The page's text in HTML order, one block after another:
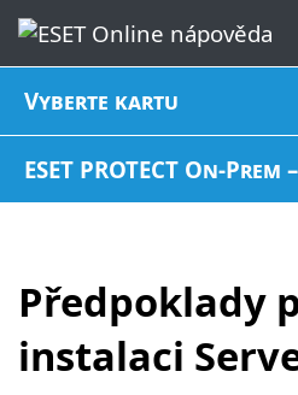
Vyberte kartu
ESET PROTECT On-Prem
Předpoklady
instalaci